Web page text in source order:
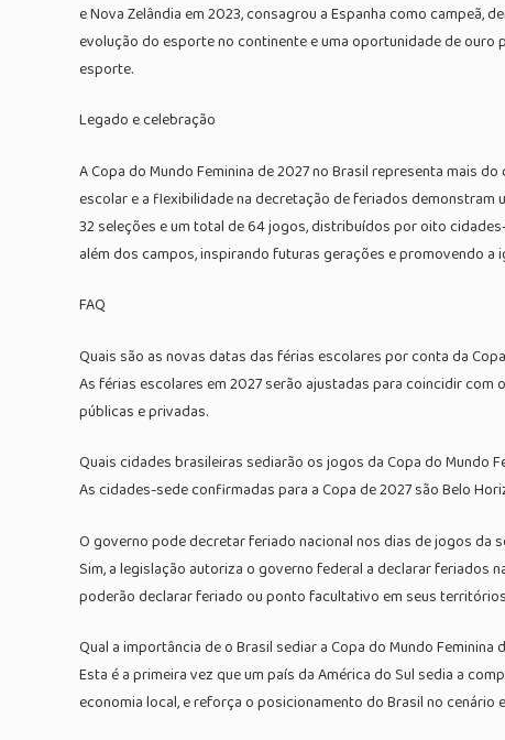
e Nova Zelândia em 2023, consagrou a Espanha como
evolução do esporte no continente e uma oportunidade de
esporte.
Legado e celebração
A Copa do Mundo Feminina de 2027 no Brasil representa mais
escolar e a flexibilidade na decretação de feriados demonstram
32 seleções e um total de 64 jogos, distribuídos por oito
além dos campos, inspirando futuras gerações e promovendo
FAQ
Quais são as novas datas das férias escolares por conta da
As férias escolares em 2027 serão ajustadas para coincidir com
públicas e privadas.
Quais cidades brasileiras sediarão os jogos da Copa do Mundo
As cidades-sede confirmadas para a Copa de 2027 são Belo
O governo pode decretar feriado nacional nos dias de jogos da
Sim, a legislação autoriza o governo federal a declarar feriados
poderão declarar feriado ou ponto facultativo em seus
Qual a importância de o Brasil sediar a Copa do Mundo Feminina
Esta é a primeira vez que um país da América do Sul sedia a
economia local, e reforça o posicionamento do Brasil no cenário